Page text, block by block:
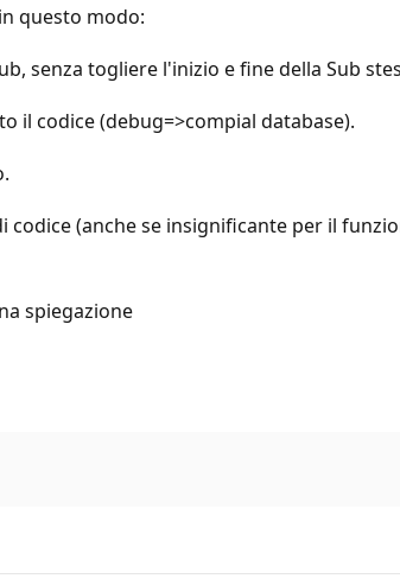
questo modo:
senza togliere l'inizio e fine della Sub
il codice (debug=>compial database).
(anche se insignificante per il
spiegazione